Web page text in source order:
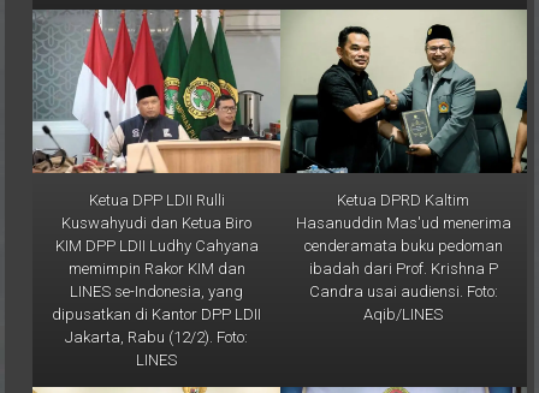
Ketua DPP LDII Rulli
Kuswahyudi dan Ketua Biro
KIM DPP LDII Ludhy Cahyana
memimpin Rakor KIM dan
LINES se-Indonesia, yang
dipusatkan di Kantor DPP LDII
Jakarta, Rabu (12/2). Foto:
LINES
Ketua DPRD Kaltim
Hasanuddin Mas'ud menerima
cenderamata buku pedoman
ibadah dari Prof. Krishna P
Candra usai audiensi. Foto:
Aqib/LINES